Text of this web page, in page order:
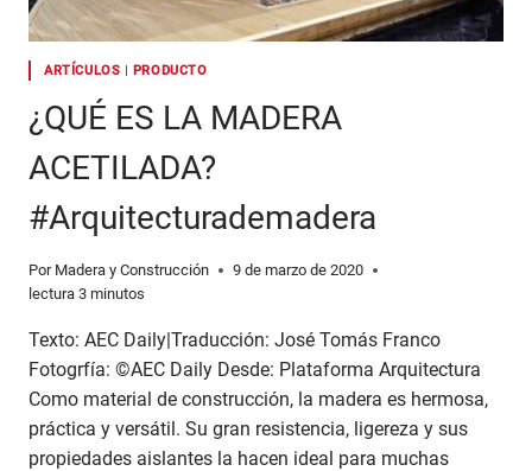
MODA.
ARTÍCULOS | PRODUCTO
¿QUÉ ES LA MADERA
ACETILADA?
#Arquitecturademadera
Por Madera y Construcción
9 de marzo de 2020
lectura 3 minutos
Texto: AEC Daily|Traducción: José Tomás Franco
Fotogrfía: ©AEC Daily Desde: Plataforma Arquitectura
Como material de construcción, la madera es hermosa,
práctica y versátil. Su gran resistencia, ligereza y sus
propiedades aislantes la hacen ideal para muchas